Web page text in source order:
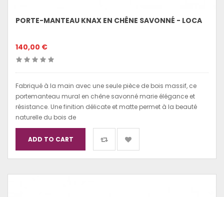
PORTE-MANTEAU KNAX EN CHÊNE SAVONNÉ - LOCA
140,00 €
Fabriqué à la main avec une seule pièce de bois massif, ce
portemanteau mural en chêne savonné marie élégance et
résistance. Une finition délicate et matte permet à la beauté
naturelle du bois de
ADD TO CART